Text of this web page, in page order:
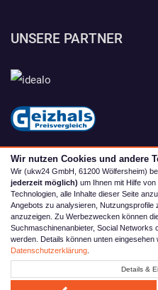
UNSERE PARTNER
Alle Preise inkl. MwSt.
Preisempfehlung | **)
Wir nutzen Cookies und andere
Wir (ukw24 GmbH, 61200 Wölfersheim)
jederzeit möglich) um Ihnen mit Hilfe
Technologien, alle Inhalte dieser Seite
Angebots zu analysieren, Nutzungsprofile
anzuzeigen. Zu Werbezwecken können
Suchmaschinenanbieter, Social Networks
werden. Details können unten
Datenschutzerklärung
Details &